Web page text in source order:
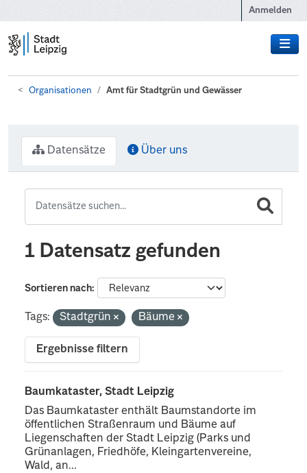
Anmelden
Organisationen Amt für Stadtgrün und Gewässer
Datensätze Über uns
1 Datensatz gefunden
Sortieren nach
Tags: Stadtgrün Bäume
Ergebnisse filtern
Baumkataster, Stadt Leipzig
Das Baumkataster enthält Baumstandorte im
öffentlichen Straßenraum und Bäume auf
Liegenschaften der Stadt Leipzig (Parks und
Grünanlagen, Friedhöfe, Kleingartenvereine,
Wald, an...